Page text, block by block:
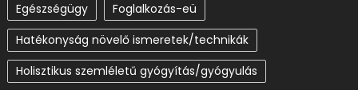
Egészségügy
Foglalkozás-eü
Hatékonyság növelő ismeretek/technikák
Holisztikus szemléletű gyógyítás/gyógyulás